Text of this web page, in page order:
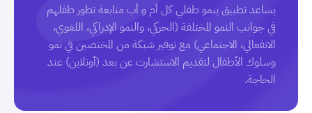
يساعد تطبيق ينمو طفلي كل أم و أب متابعة تطور طفلهم
في جوانب النمو المختلفة (الحركي، والنمو الإدراكي، اللغوي،
الانفعالي، الاجتماعي) مع توفير شبكة من المختصين في نمو
وسلوك الأطفال لتقديم الاستشارت عن بعد (أونلاين) عند
الحاجة.